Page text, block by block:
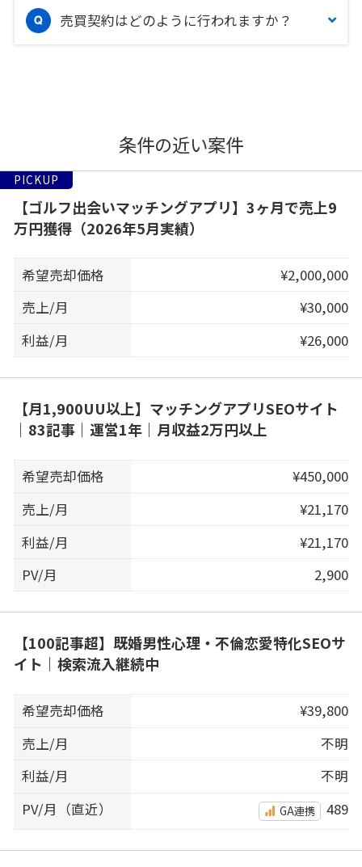
売買契約はどのように行われますか？
条件の近い案件
PICKUP
【ゴルフ出会いマッチングアプリ】3ヶ月で売上9
万円獲得（2026年5月実績）
希望売却価格
¥2,000,000
売上/月
¥30,000
利益/月
¥26,000
【月1,900UU以上】マッチングアプリSEOサイト
｜83記事｜運営1年｜月収益2万円以上
希望売却価格
¥450,000
売上/月
¥21,170
利益/月
¥21,170
PV/月
2,900
【100記事超】既婚男性心理・不倫恋愛特化SEOサ
イト｜検索流入継続中
希望売却価格
¥39,800
売上/月
不明
利益/月
不明
PV/月（直近）
GA連携 489